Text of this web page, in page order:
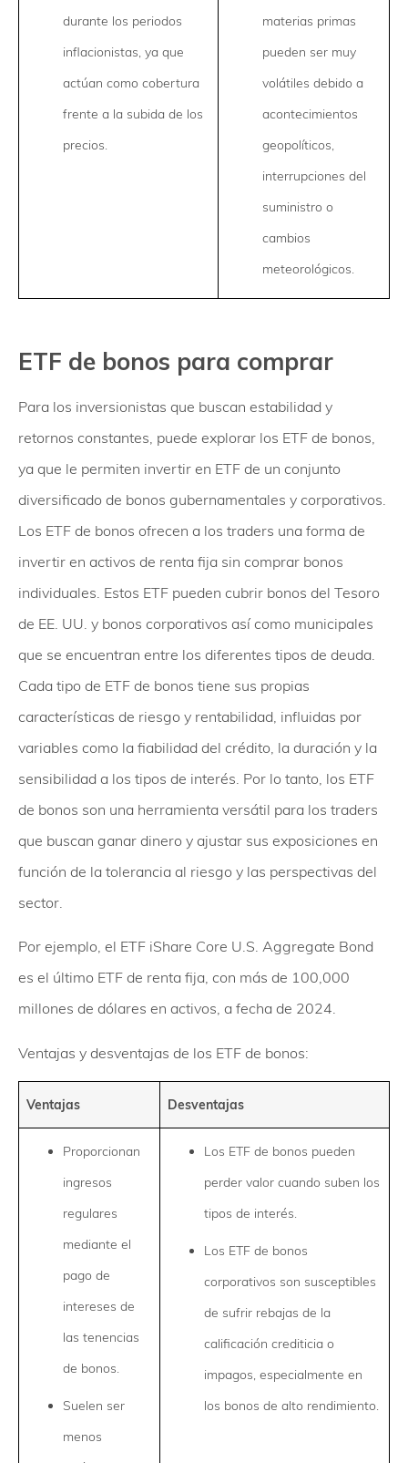
durante los periodos
inflacionistas, ya que
actúan como cobertura
frente a la subida de los
precios.
materias primas
pueden ser muy
volátiles debido a
acontecimientos
geopolíticos,
interrupciones del
suministro o
cambios
meteorológicos.
ETF de bonos para comprar
Para los inversionistas que buscan estabilidad y
retornos constantes, puede explorar los ETF de bonos,
ya que le permiten invertir en ETF de un conjunto
diversificado de bonos gubernamentales y corporativos.
Los ETF de bonos ofrecen a los traders una forma de
invertir en activos de renta fija sin comprar bonos
individuales. Estos ETF pueden cubrir bonos del Tesoro
de EE. UU. y bonos corporativos así como municipales
que se encuentran entre los diferentes tipos de deuda.
Cada tipo de ETF de bonos tiene sus propias
características de riesgo y rentabilidad, influidas por
variables como la fiabilidad del crédito, la duración y la
sensibilidad a los tipos de interés. Por lo tanto, los ETF
de bonos son una herramienta versátil para los traders
que buscan ganar dinero y ajustar sus exposiciones en
función de la tolerancia al riesgo y las perspectivas del
sector.
Por ejemplo, el ETF iShare Core U.S. Aggregate Bond
es el último ETF de renta fija, con más de 100,000
millones de dólares en activos, a fecha de 2024.
Ventajas y desventajas de los ETF de bonos:
Ventajas Desventajas
Proporcionan
ingresos
regulares
mediante el
pago de
intereses de
las tenencias
de bonos.
Suelen ser
menos
Los ETF de bonos pueden
perder valor cuando suben los
tipos de interés.
Los ETF de bonos
corporativos son susceptibles
de sufrir rebajas de la
calificación crediticia o
impagos, especialmente en
los bonos de alto rendimiento.